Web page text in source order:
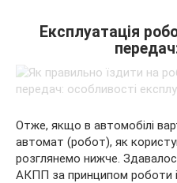
Експлуатація
Отже, якщо в автомобілі
автомат (робот), як
розглянемо нижче.
АКПП за принципом роботи і